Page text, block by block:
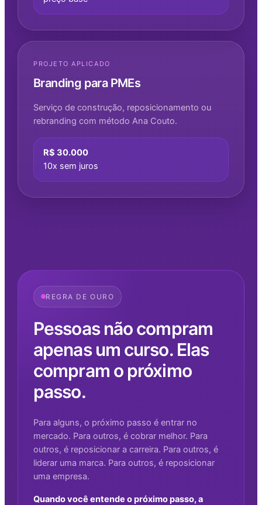
PROJETO APLICADO
Branding para PMEs
Serviço de construção, reposicionamento ou
rebranding com método Ana Couto.
R$ 30.000
10x sem juros
REGRA DE OURO
Pessoas não compram
apenas um curso. Elas
compram o próximo
passo.
Para alguns, o próximo passo é entrar no
mercado. Para outros, é cobrar melhor. Para
outros, é reposicionar a carreira. Para outros, é
liderar uma marca. Para outros, é reposicionar
uma empresa.
Quando você entende o próximo passo, a